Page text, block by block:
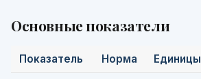
Основные показатели
Показатель Норма Единицы